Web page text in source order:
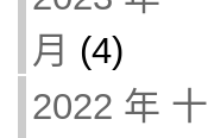
月 (4)
2022 年 十